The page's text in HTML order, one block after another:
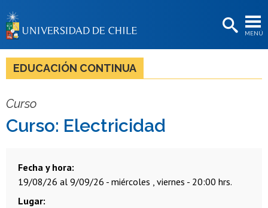
MENÚ
BIBLIOTECAS
LA UNIVERSIDAD
Académicas/os
Egresadas/os
EDUCACIÓN CONTINUA
Curso
Curso: Electricidad
Fecha y hora
19/08/26 al 9/09/26 - miércoles , viernes - 20:00 hrs.
Lugar